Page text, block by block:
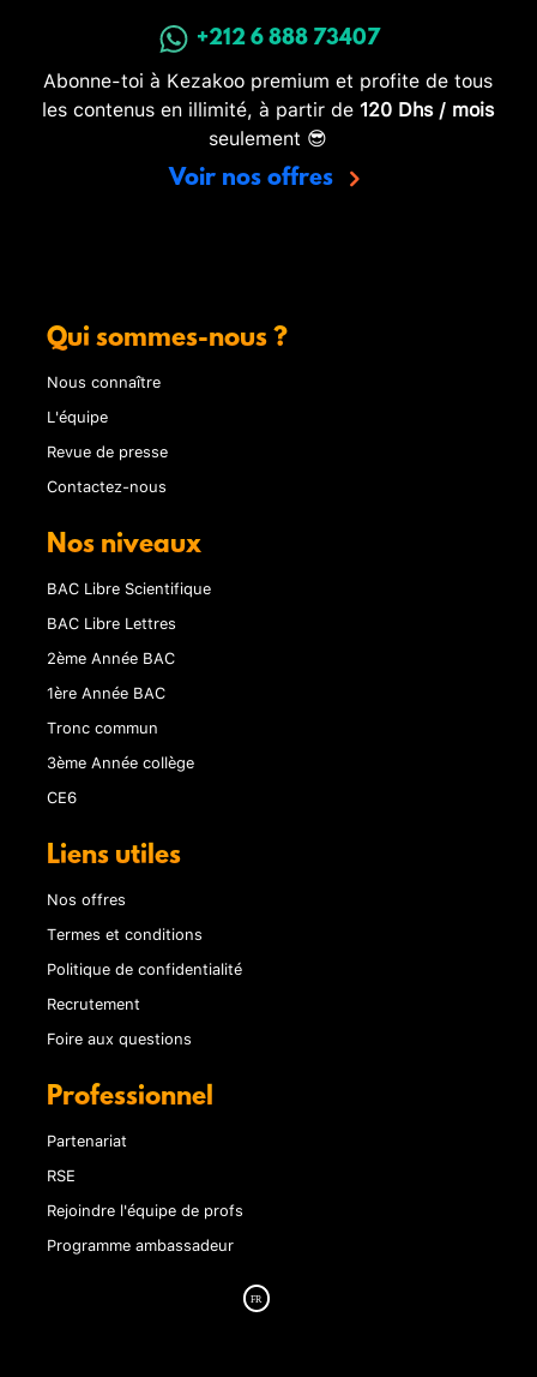
+212 6 888 73407
Abonne-toi à Kezakoo premium et profite de tous
les contenus en illimité, à partir de 120 Dhs / mois
seulement 😎
Voir nos offres
Qui sommes-nous ?
Nous connaître
L'équipe
Revue de presse
Contactez-nous
Nos niveaux
BAC Libre Scientifique
BAC Libre Lettres
2ème Année BAC
1ère Année BAC
Tronc commun
3ème Année collège
CE6
Liens utiles
Nos offres
Termes et conditions
Politique de confidentialité
Recrutement
Foire aux questions
Professionnel
Partenariat
RSE
Rejoindre l'équipe de profs
Programme ambassadeur